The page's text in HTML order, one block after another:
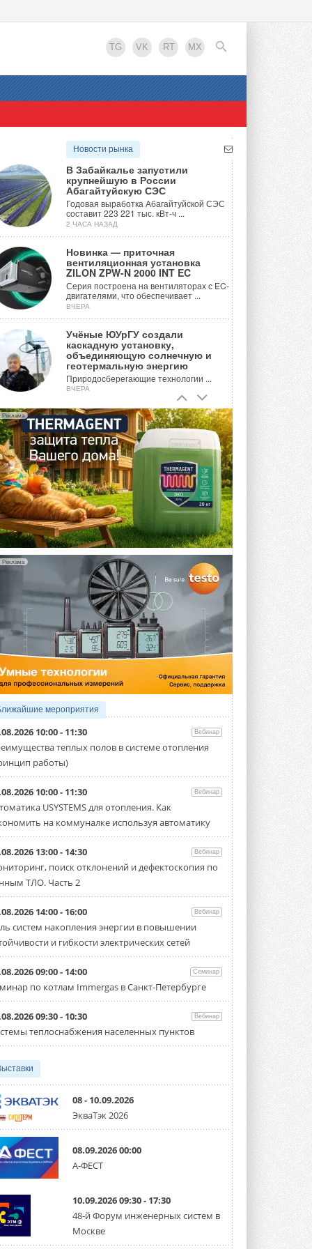
TG VK RT MX
EN
Новости рынка
В Забайкалье запустили
крупнейшую в России
Абагайтуйскую СЭС
Годовая выработка Абагайтуйской СЭС
составит 223 221 тыс. кВт-ч ...
2 ЧАСА НАЗАД
Новинка — приточная
вентиляционная установка
ZILON ZPW-N 2000 INT EC
Серия построена на вентиляторах с EC-
двигателями, что обеспечивает ...
ВЧЕРА
Учёные ЮУрГУ создали
каскадную установку,
объединяющую солнечную и
геотермальную энергию
Природосберегающие технологии ...
ВЧЕРА
Для Арктики создали
технологию защиты
ветрогенераторов от аварий
Разработка учитывает влияние
мерзлоты, обледенения и снеговых ...
ВЧЕРА
Гибридный тепловой насос PV/T
с одним общим испарителем
Исследователи предложили
конструкцию двухисточникового ...
5 АВГУСТА 2026
21-й ежегодный форум
«ЦОД-2026»
Мероприятие пройдет 2-3 сентября в
отеле Radisson Slavyanskaya. Форум
посетит более двух тысяч участников ...
5 АВГУСТА 2026
Китайская Shenling представила
линейку тепловых насосов
«воздух-вода» на R290
Серия ThermaX R290 All-In-One
включает три модели ...
4 АВГУСТА 2026
Тепловые насосы в связке с
накопителем снижают
потребление на 60%
Исследователи из Италии установили ...
«РУСКЛИМАТ Fest 2026» в Уфе
собрал свыше 700 профи
климатической отрасли
Организатором выступил торгово-
производственный холдинг ...
3 АВГУСТА 2026
«Датарк» испытал модульный
ЦОД с плотностью 54 кВт на
стойку
Испытания прошли на собственной
производственной площадке и были ...
Samsung выпускает VRF-
систему DVM на R32
Линейка включает семь типоразмеров
производительностью от 22,4 до 56 кВт.
Суммарная длина трубопроводов ...
3 АВГУСТА 2026
итоги конкурса студенческих
проектов «ТИМ-лидеры 2026»
стартует уже в сентябре 2026 года ...
3 АВГУСТА 2026
«Русклимат» укрепляет
партнёрство за Уралом
Омск с трёхдневным рабочим визитом ...
31 ИЮЛЯ 2026
Carrier модернизирует
Реклама
Реклама
мероприятия
10:00 - 11:30 Вебинар
теплых полов в системе отопления
работы)
10:00 - 11:30 Вебинар
USYSTEMS для отопления. Как
на коммуналке используя автоматику
13:00 - 14:30 Вебинар
поиск отклонений и дефектоскопия по
ТЛО. Часть 2
14:00 - 16:00 Вебинар
систем накопления энергии в повышении
и гибкости электрических сетей
09:00 - 14:00 Семинар
по котлам Immergas в Санкт-Петербурге
09:30 - 10:30 Вебинар
теплоснабжения населенных пунктов
08 - 10.09.2026
ЭкваТэк 2026
08.09.2026 00:00
А-ФЕСТ
10.09.2026 09:30 - 17:30
48-й Форум инженерных систем в
Москве